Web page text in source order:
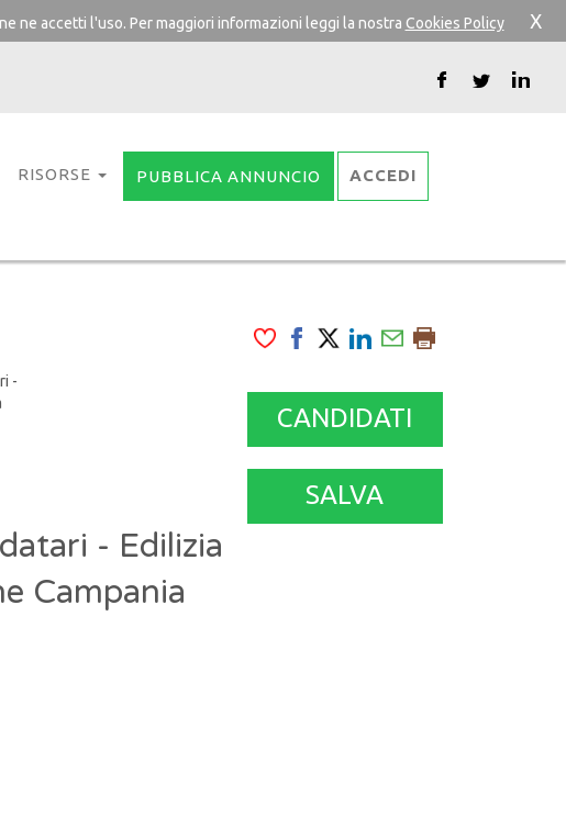
ne accetti l'uso. Per maggiori informazioni leggi la nostra Cookies Policy X
RISORSE PUBBLICA ANNUNCIO ACCEDI
- Edilizia
Campania
CANDIDATI
SALVA